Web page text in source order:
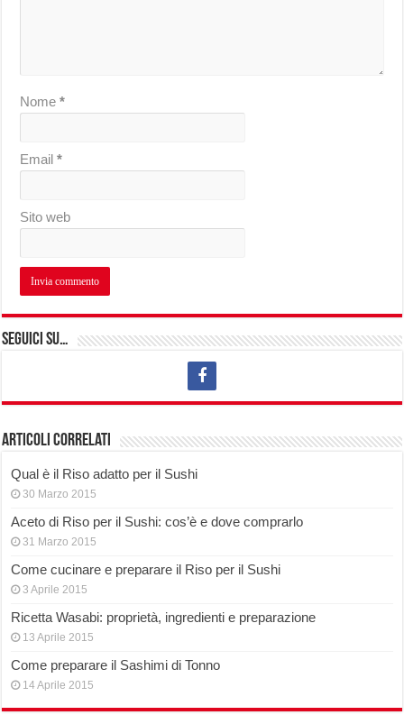
Nome*
Email*
Sito web
Seguici su…
Articoli correlati
Qual è il Riso adatto per il Sushi
30 Marzo 2015
Aceto di Riso per il Sushi: cos’è e dove comprarlo
31 Marzo 2015
Come cucinare e preparare il Riso per il Sushi
3 Aprile 2015
Ricetta Wasabi: proprietà, ingredienti e preparazione
13 Aprile 2015
Come preparare il Sashimi di Tonno
14 Aprile 2015